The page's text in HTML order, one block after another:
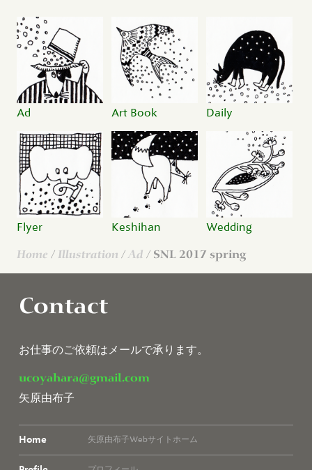
Ad Art Book Daily
Flyer Keshihan Wedding
Home / Illustration / Ad / SNL 2017 spring
Contact
お仕事のご依頼はメールで承ります。
ucoyahara@gmail.com
矢原由布子
Home 矢原由布子Webサイトホーム